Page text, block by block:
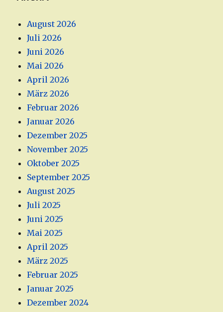
August 2026
Juli 2026
Juni 2026
Mai 2026
April 2026
März 2026
Februar 2026
Januar 2026
Dezember 2025
November 2025
Oktober 2025
September 2025
August 2025
Juli 2025
Juni 2025
Mai 2025
April 2025
März 2025
Februar 2025
Januar 2025
Dezember 2024